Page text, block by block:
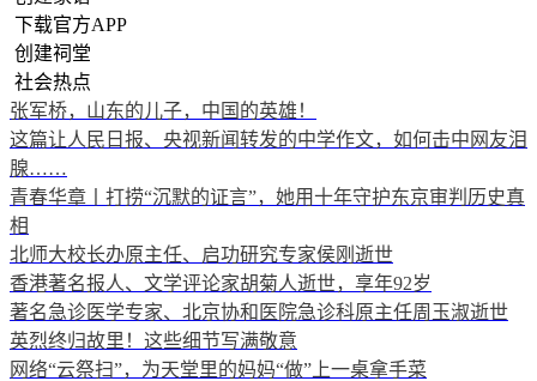
下载官方APP
创建祠堂
社会热点
张军桥，山东的儿子，中国的英雄！
这篇让人民日报、央视新闻转发的中学作文，如何击中网友泪
腺……
青春华章丨打捞“沉默的证言”，她用十年守护东京审判历史真
相
北师大校长办原主任、启功研究专家侯刚逝世
香港著名报人、文学评论家胡菊人逝世，享年92岁
著名急诊医学专家、北京协和医院急诊科原主任周玉淑逝世
英烈终归故里！这些细节写满敬意
网络“云祭扫”，为天堂里的妈妈“做”上一桌拿手菜